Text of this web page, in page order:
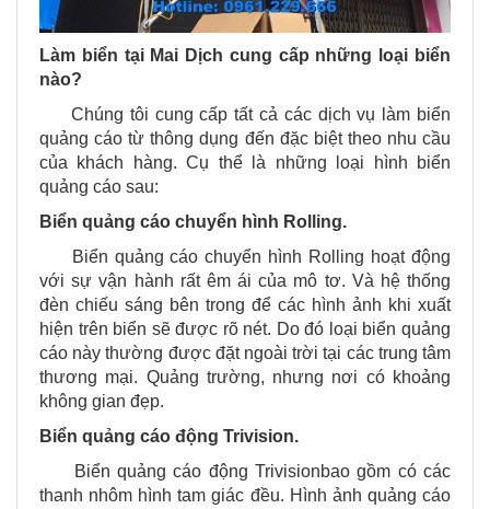
Làm biển tại Mai Dịch cung cấp những loại biển
nào?
Chúng tôi cung cấp tất cả các dịch vụ làm biển
quảng cáo từ thông dụng đến đặc biệt theo nhu cầu
của khách hàng. Cụ thể là những loại hình biển
quảng cáo sau:
Biển quảng cáo chuyển hình Rolling.
Biển quảng cáo chuyển hình Rolling hoạt động
với sự vận hành rất êm ái của mô tơ. Và hệ thống
đèn chiếu sáng bên trong để các hình ảnh khi xuất
hiện trên biển sẽ được rõ nét. Do đó loại biển quảng
cáo này thường được đặt ngoài trời tại các trung tâm
thương mại. Quảng trường, nhưng nơi có khoảng
không gian đẹp.
Biển quảng cáo động Trivision.
Biển quảng cáo động Trivisionbao gồm có các
thanh nhôm hình tam giác đều. Hình ảnh quảng cáo